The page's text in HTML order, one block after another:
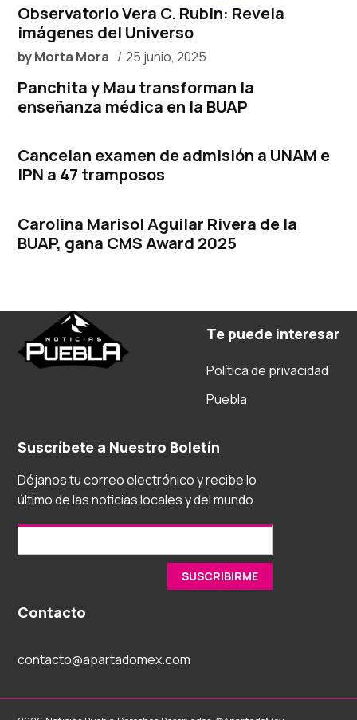
Observatorio Vera C. Rubin: Revela
imágenes del Universo
byMorta Mora 25 junio, 2025
Panchita y Mau transforman la
enseñanza médica en la BUAP
Cancelan examen de admisión a UNAM e
IPN a 47 tramposos
Carolina Marisol Aguilar Rivera de la
BUAP, gana CMS Award 2025
Te puede interesar
Política de privacidad
Puebla
Suscríbete a Nuestro Boletín
Déjanos tu correo electrónico y recibe lo
último de las noticias locales y del mundo
Contacto
contacto@apartadomex.com